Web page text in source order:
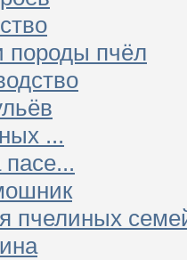
породы пчёл
...
пчелиных